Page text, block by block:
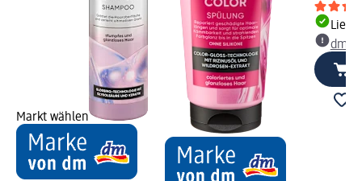
Markt wählen
dm